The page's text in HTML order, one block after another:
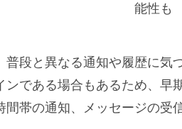
能性も
普段と異なる通知や履歴に気
である場合もあるため、早
帯の通知、メッセージの受